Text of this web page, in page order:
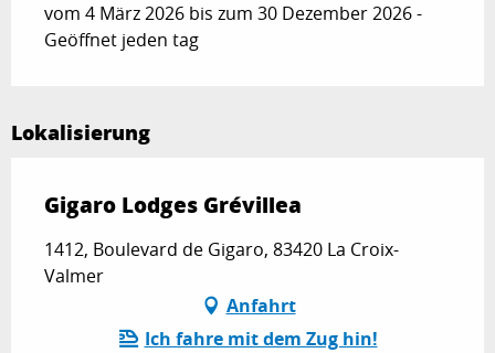
vom 4 März 2026 bis zum 30 Dezember 2026 -
Geöffnet jeden tag
Lokalisierung
Gigaro Lodges Grévillea
1412, Boulevard de Gigaro, 83420 La Croix-
Valmer
Anfahrt
Ich fahre mit dem Zug hin!